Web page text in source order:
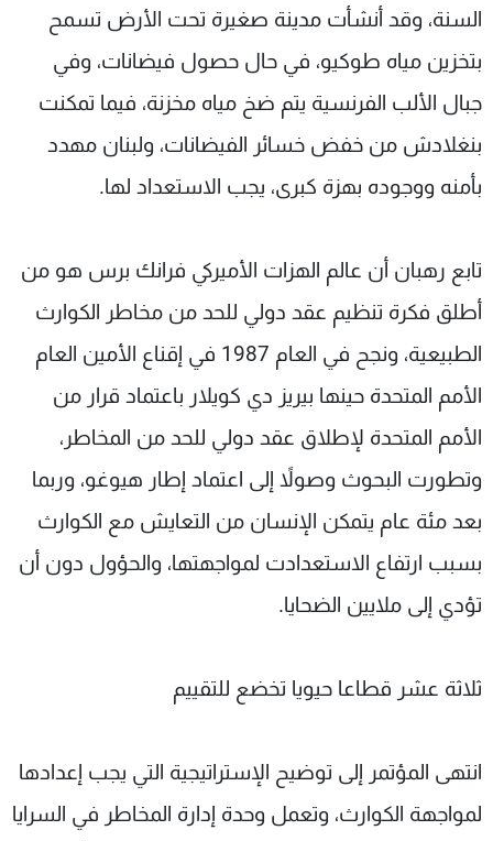
السنة، وقد أنشأت مدينة صغيرة تحت الأرض تسمح
بتخزين مياه طوكيو، في حال حصول فيضانات، وفي
جبال الألب الفرنسية يتم ضخ مياه مخزنة، فيما تمكنت
بنغلادش من خفض خسائر الفيضانات، ولبنان مهدد
بأمنه ووجوده بهزة كبرى، يجب الاستعداد لها.
تابع رهبان أن عالم الهزات الأميركي فرانك برس هو من
أطلق فكرة تنظيم عقد دولي للحد من مخاطر الكوارث
الطبيعية، ونجح في العام 1987 في إقناع الأمين العام
الأمم المتحدة حينها بيريز دي كويلار باعتماد قرار من
الأمم المتحدة لإطلاق عقد دولي للحد من المخاطر،
وتطورت البحوث وصولاً إلى اعتماد إطار هيوغو، وربما
بعد مئة عام يتمكن الإنسان من التعايش مع الكوارث
بسبب ارتفاع الاستعدادت لمواجهتها، والحؤول دون أن
تؤدي إلى ملايين الضحايا.
ثلاثة عشر قطاعا حيويا تخضع للتقييم
انتهى المؤتمر إلى توضيح الإستراتيجية التي يجب إعدادها
لمواجهة الكوارث، وتعمل وحدة إدارة المخاطر في السرايا